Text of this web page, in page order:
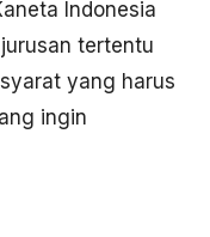
Indonesia
tertentu
yang harus
ingin